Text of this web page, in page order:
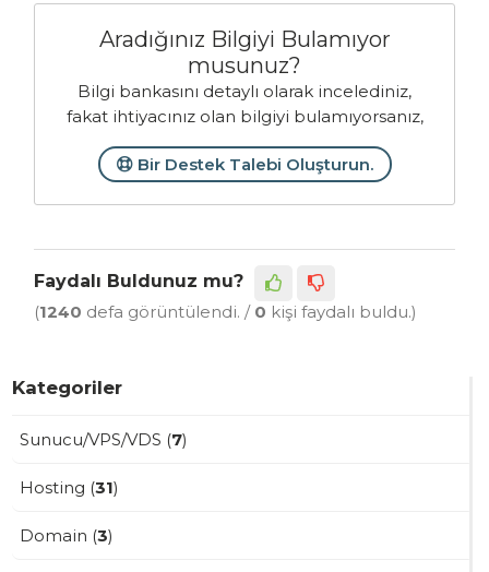
Aradığınız Bilgiyi Bulamıyor
musunuz?
Bilgi bankasını detaylı olarak incelediniz,
fakat ihtiyacınız olan bilgiyi bulamıyorsanız,
Bir Destek Talebi Oluşturun.
Faydalı Buldunuz mu?
(1240 defa görüntülendi. / 0 kişi faydalı buldu.)
Kategoriler
Sunucu/VPS/VDS (7)
Hosting (31)
Domain (3)